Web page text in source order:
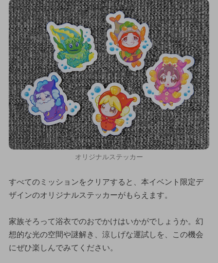
オリジナルステッカー
すべてのミッションをクリアすると、本イベント限定デ
ザインのオリジナルステッカーがもらえます。
家族そろって浴衣でのおでかけはいかがでしょうか。幻
想的な光の空間や謎解き、涼しげな運試しを、この機会
にぜひ楽しんでみてください。